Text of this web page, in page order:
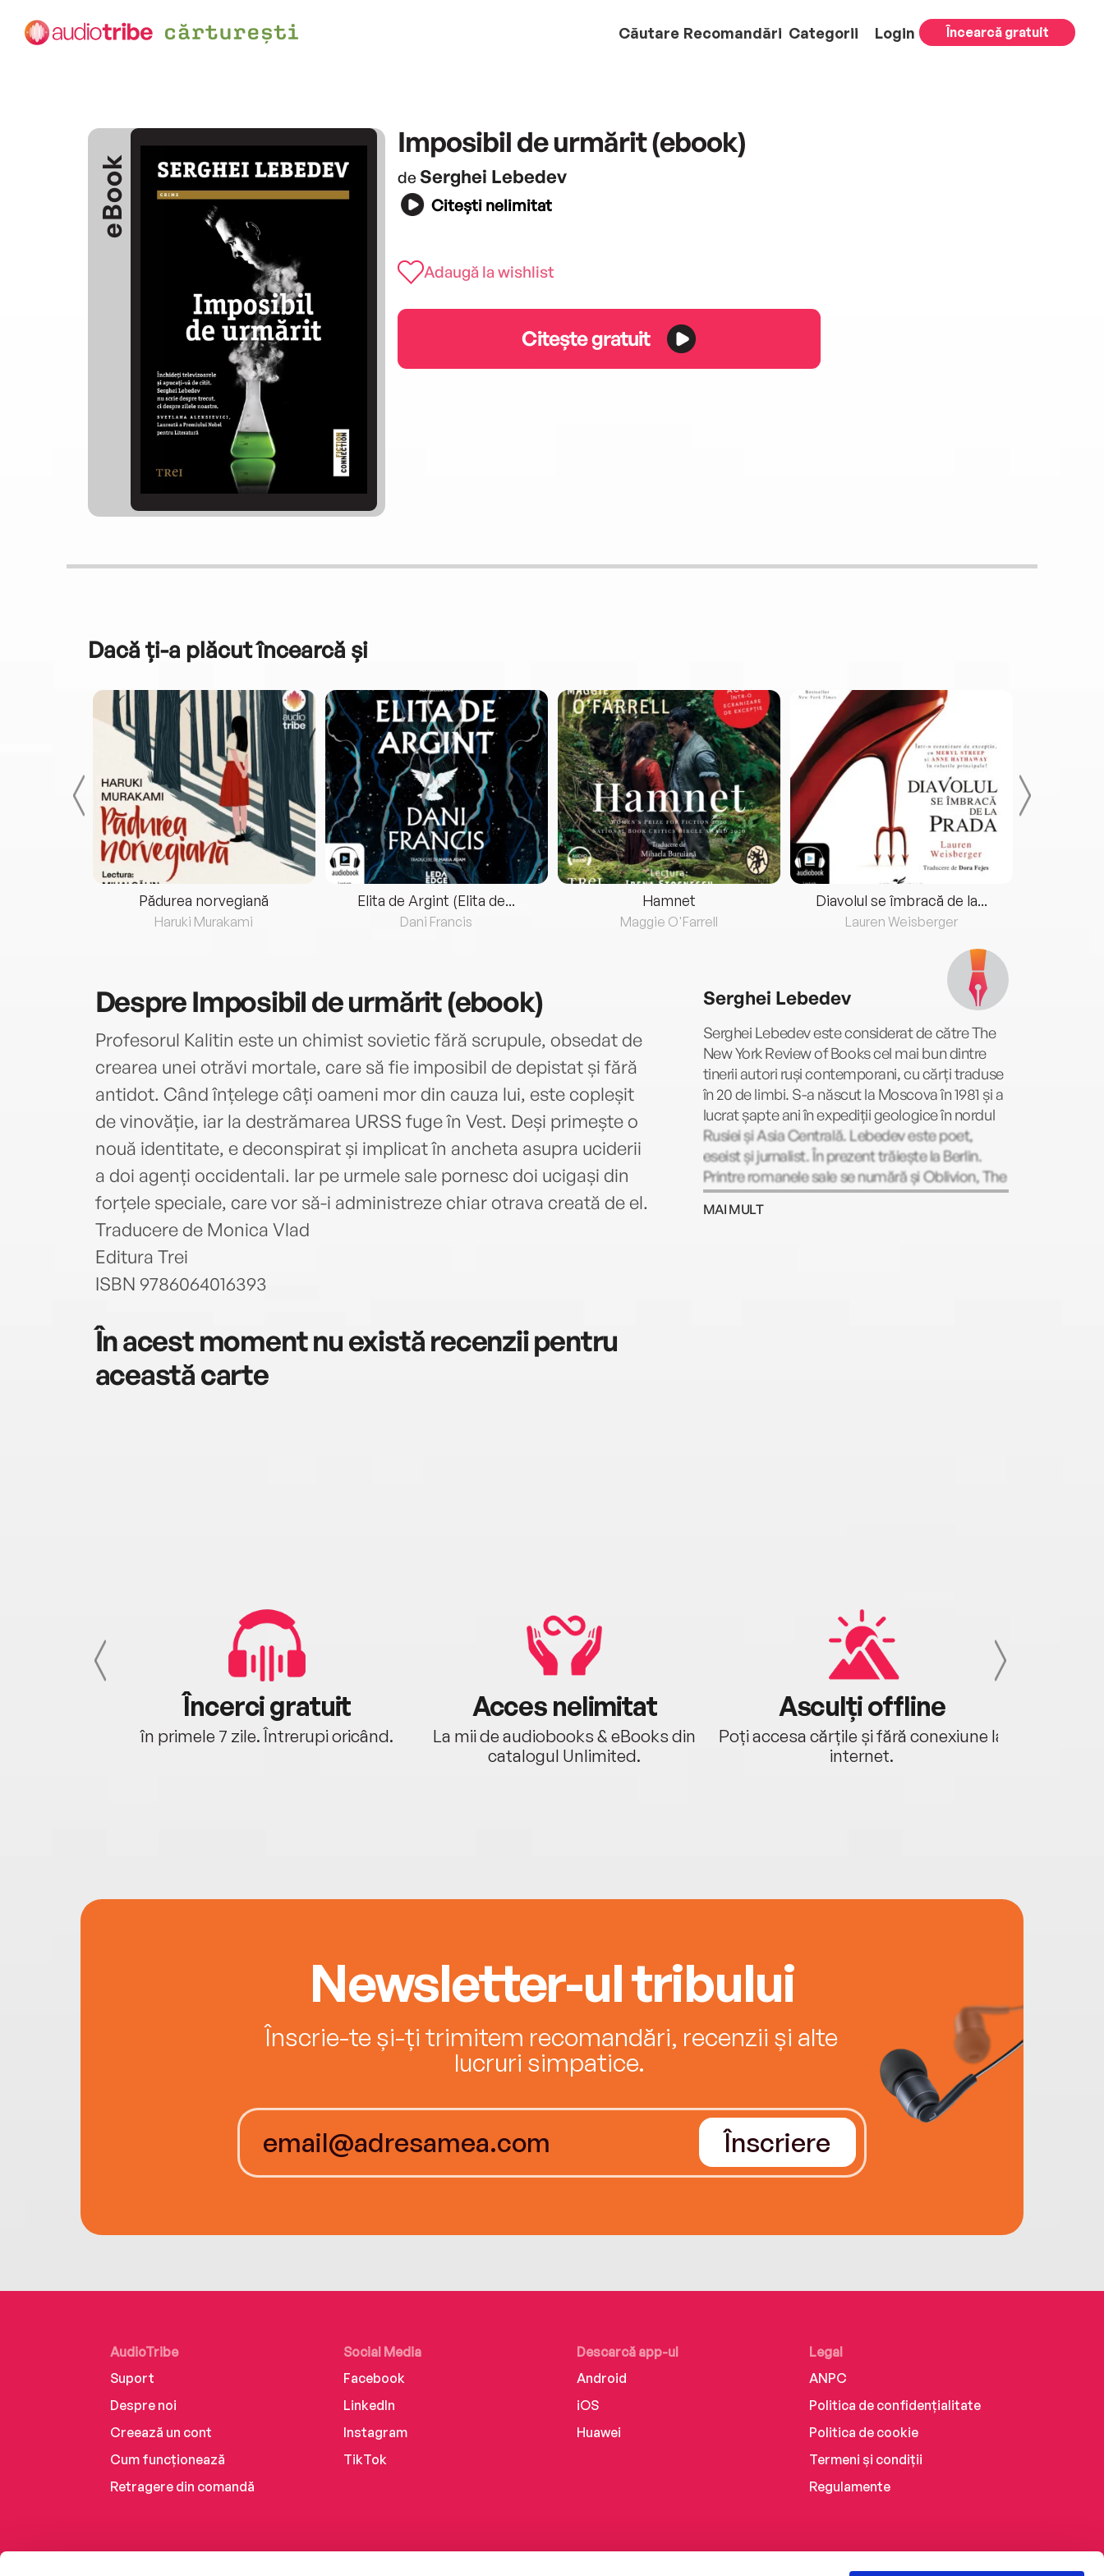
Căutare Recomandări Categorii Login Încearcă gratuit
eBook
Imposibil de urmărit (ebook)
de Serghei Lebedev
Citești nelimitat
Adaugă la wishlist
Citește gratuit
Dacă ți-a plăcut încearcă și
Pădurea norvegiană
Haruki Murakami
Elita de Argint (Elita de...
Dani Francis
Hamnet
Maggie O'Farrell
Diavolul se îmbracă de la...
Lauren Weisberger
DespreImposibil de urmărit (ebook)
Profesorul Kalitin este un chimist sovietic fără scrupule, obsedat de
crearea unei otrăvi mortale, care să fie imposibil de depistat și fără
antidot. Când înțelege câți oameni mor din cauza lui, este copleșit
de vinovăție, iar la destrămarea URSS fuge în Vest. Deși primește o
nouă identitate, e deconspirat și implicat în ancheta asupra uciderii
a doi agenți occidentali. Iar pe urmele sale pornesc doi ucigași din
forțele speciale, care vor să-i administreze chiar otrava creată de el.
Traducere de Monica Vlad
Editura Trei
ISBN 9786064016393
În acest moment nu există recenzii pentru
această carte
Serghei Lebedev
Serghei Lebedev este considerat de către The
New York Review of Books cel mai bun dintre
tinerii autori ruși contemporani, cu cărți traduse
în 20 de limbi. S-a născut la Moscova în 1981 și a
lucrat șapte ani în expediții geologice în nordul
Rusiei și Asia Centrală. Lebedev este poet,
eseist și jurnalist. În prezent trăiește la Berlin.
Printre romanele sale se numără și Oblivion, The
Year of the Comet și The Goose Fritz.
MAI MULT
Încerci gratuit
în primele 7 zile. Întrerupi oricând.
Acces nelimitat
La mii de audiobooks & eBooks din
catalogul Unlimited.
Asculți offline
Poți accesa cărțile și fără conexiune la
internet.
Newsletter-ul tribului
Înscrie-te și-ți trimitem recomandări, recenzii și alte
lucruri simpatice.
Înscriere
AudioTribe
Suport
Despre noi
Creează un cont
Cum funcționează
Retragere din comandă
Social Media
Facebook
LinkedIn
Instagram
TikTok
Descarcă app-ul
Android
iOS
Huawei
Legal
ANPC
Politica de confidențialitate
Politica de cookie
Termeni și condiții
Regulamente